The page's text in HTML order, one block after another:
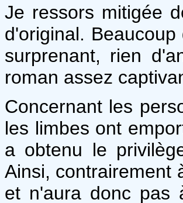
Je ressors mitigée
d'original.
surprenant, rien
roman assez
Concernant les
les limbes ont
a obtenu le
Ainsi, contrairement
et n'aura donc pas